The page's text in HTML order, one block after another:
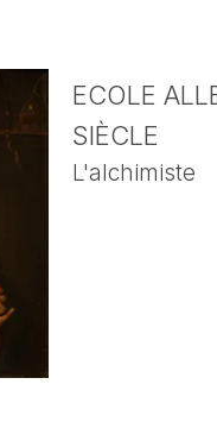
ECOLE
SIÈCLE
L'alchimiste